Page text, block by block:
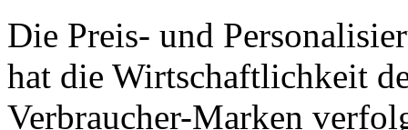
Die Preis- und
hat die Wirtschaftlichkeit
Verbraucher-Marken